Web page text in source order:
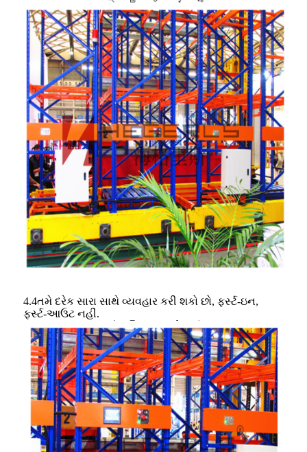
4.4તમે દરેક સારા સાથે વ્યવહાર કરી શકો છો, ફર્સ્ટ-ઇન,
ફર્સ્ટ-આઉટ નહીં.